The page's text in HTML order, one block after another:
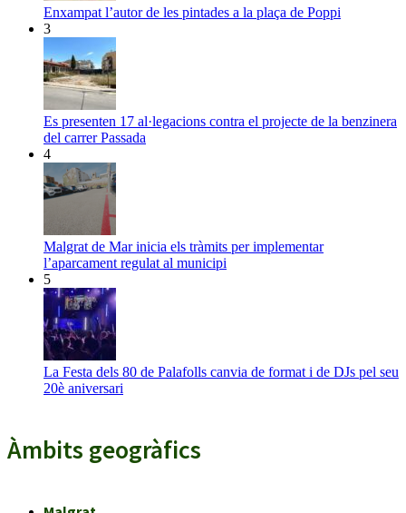
Enxampat l’autor de les pintades a la plaça de Poppi
3
Es presenten 17 al·legacions contra el projecte de la benzinera
del carrer Passada
4
Malgrat de Mar inicia els tràmits per implementar
l’aparcament regulat al municipi
5
La Festa dels 80 de Palafolls canvia de format i de DJs pel seu
20è aniversari
Àmbits geogràfics